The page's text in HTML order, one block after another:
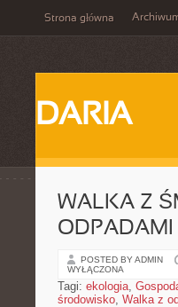
Strona główna
DARIA
WALKA Z
ODPADAMI
POSTED BY ADMIN
WYŁĄCZONA
Tagi: ekologia,
środowisko, Walka z